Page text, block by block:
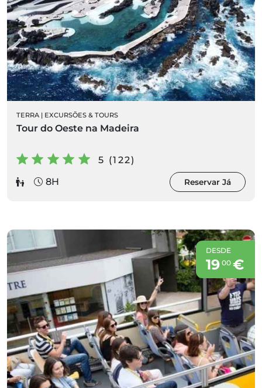
TERRA | EXCURSÕES & TOURS
Tour do Oeste na Madeira
5 (122)
8H
Reservar Já
DESDE
19 00€